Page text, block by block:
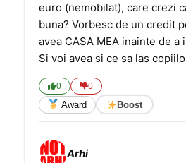
euro (nemobilat), care crezi
buna? Vorbesc de un credit
avea CASA MEA inainte de a
Si voi avea si ce sa las
0 0
Award Boost
Arhi